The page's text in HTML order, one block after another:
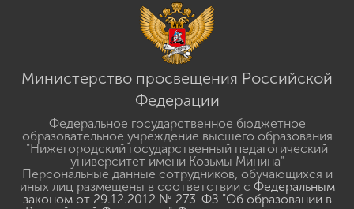
Министерство просвещения Российской
Федерации
Федеральное государственное бюджетное
образовательное учреждение высшего образования
"Нижегородский государственный педагогический
университет имени Козьмы Минина"
Персональные данные сотрудников, обучающихся и
иных лиц размещены в соответствии с Федеральным
законом от 29.12.2012 № 273-ФЗ "Об образовании в